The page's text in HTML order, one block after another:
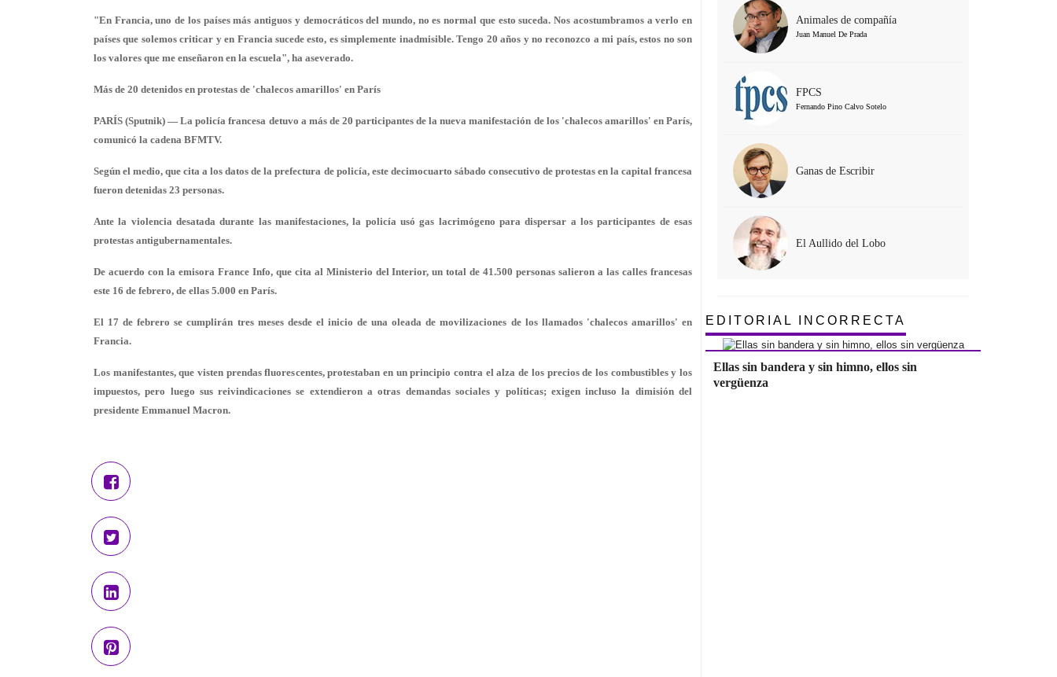
"En Francia, uno de los países más antiguos y democráticos del mundo, no es normal que esto suceda. Nos acostumbramos a verlo en
países que solemos criticar y en Francia sucede esto, es simplemente inadmisible. Tengo 20 años y no reconozco a mi país, estos no son
los valores que me enseñaron en la escuela", ha aseverado.
Más de 20 detenidos en protestas de 'chalecos amarillos' en París
PARÍS (Sputnik) — La policía francesa detuvo a más de 20 participantes de la nueva manifestación de los 'chalecos amarillos' en París,
comunicó la cadena BFMTV.
Según el medio, que cita a los datos de la prefectura de policía, este decimocuarto sábado consecutivo de protestas en la capital francesa
fueron detenidas 23 personas.
Ante la violencia desatada durante las manifestaciones, la policía usó gas lacrimógeno para dispersar a los participantes de esas
protestas antigubernamentales.
De acuerdo con la emisora France Info, que cita al Ministerio del Interior, un total de 41.500 personas salieron a las calles francesas
este 16 de febrero, de ellas 5.000 en París.
El 17 de febrero se cumplirán tres meses desde el inicio de una oleada de movilizaciones de los llamados 'chalecos amarillos' en
Francia.
Los manifestantes, que visten prendas fluorescentes, protestaban en un principio contra el alza de los precios de los combustibles y los
impuestos, pero luego sus reivindicaciones se extendieron a otras demandas sociales y políticas; exigen incluso la dimisión del
presidente Emmanuel Macron.
Animales de compañía
Juan Manuel De Prada
FPCS
Fernando Pino Calvo Sotelo
Ganas de Escribir
El Aullido del Lobo
EDITORIAL INCORRECTA
Ellas sin bandera y sin himno, ellos sin
vergüenza